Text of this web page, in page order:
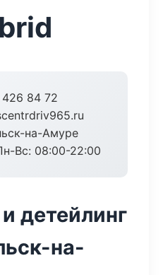
84 72
на-Амуре
Вс: 08:00-22:00
детейлинг
на-